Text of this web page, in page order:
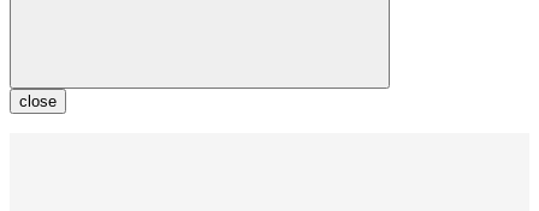
close